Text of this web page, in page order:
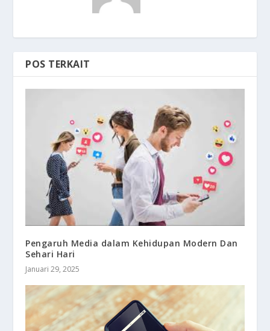
POS TERKAIT
Pengaruh Media dalam Kehidupan Modern Dan
Sehari Hari
Januari 29, 2025